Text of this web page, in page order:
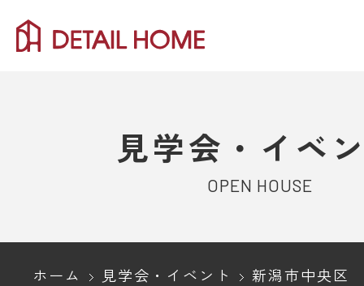
見学会・イベ
OPEN HOUSE
ホーム 見学会・イベント 新潟市中央区 完